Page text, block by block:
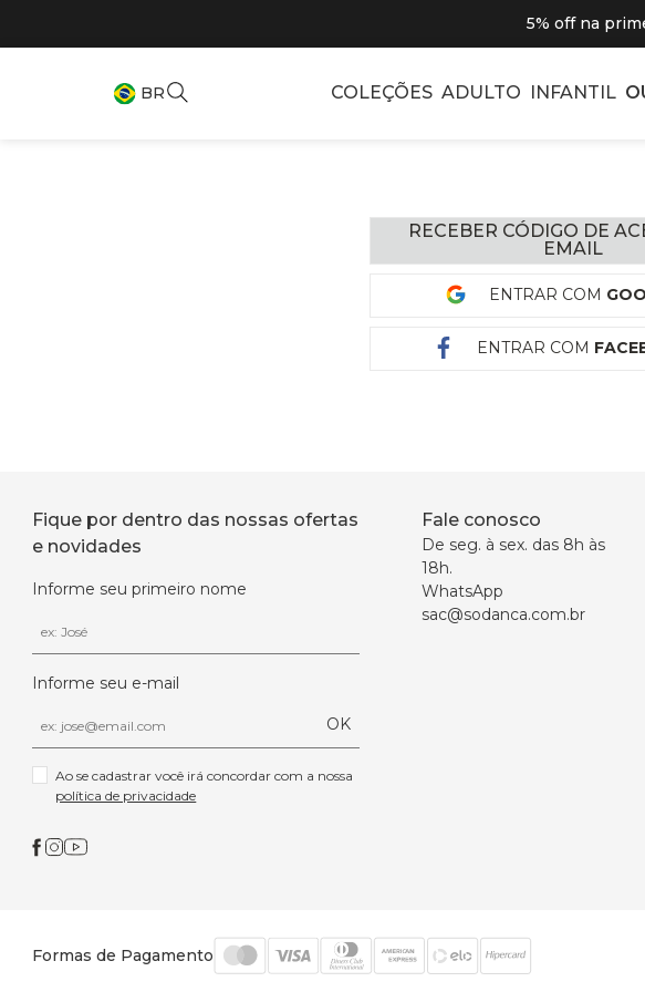
5% off na
BR COLEÇÕES ADULTO INFANTIL
RECEBER CÓDIGO DE
EMAIL
ENTRAR COM
ENTRAR COM
Fique por dentro das nossas ofertas
e novidades
Informe seu primeiro nome
Informe seu e-mail
OK
política de privacidade
Fale conosco
De seg. à sex. das 8h às
18h.
WhatsApp
sac@sodanca.com.br
Formas de Pagamento